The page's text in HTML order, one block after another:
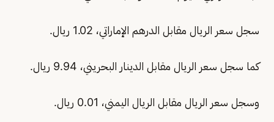
سجل سعر الريال مقابل الدرهم الإماراتي، 1.02 ريال.
كما سجل سعر الريال مقابل الدينار البحريني، 9.94 ريال.
وسجل سعر الريال مقابل الريال اليمني، 0.01 ريال.